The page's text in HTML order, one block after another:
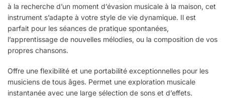
à la recherche d’un moment d’évasion musicale à la maison, cet
instrument s’adapte à votre style de vie dynamique. Il est
parfait pour les séances de pratique spontanées,
l’apprentissage de nouvelles mélodies, ou la composition de vos
propres chansons.
Offre une flexibilité et une portabilité exceptionnelles pour les
musiciens de tous âges. Permet une exploration musicale
instantanée avec une large sélection de sons et d’effets.